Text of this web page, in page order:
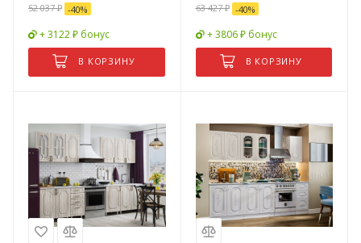
52 037₽ -40%
+ 3122 ₽ бонус
В КОРЗИНУ
63 427₽ -40%
+ 3806 ₽ бонус
В КОРЗИНУ